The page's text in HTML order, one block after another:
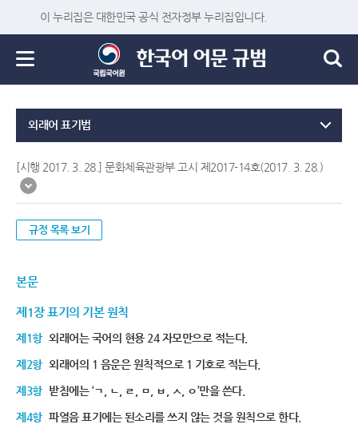
이 누리집은 대한민국 공식 전자정부 누리집입니다.
외래어 표기법
[시행 2017. 3. 28.] 문화체육관광부 고시 제2017-14호(2017. 3. 28.)
규정 목록 보기
본문
제1장 표기의 기본 원칙
제1항 외래어는 국어의 현용 24 자모만으로 적는다.
제2항 외래어의 1 음운은 원칙적으로 1 기호로 적는다.
제3항 받침에는 ‘ㄱ, ㄴ, ㄹ, ㅁ, ㅂ, ㅅ, ㅇ’만을 쓴다.
제4항 파열음 표기에는 된소리를 쓰지 않는 것을 원칙으로 한다.